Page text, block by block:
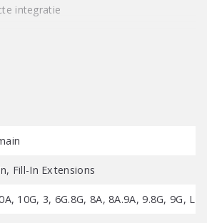
integratie
Fill-In Extensions
10G, 3, 6G.8G, 8A, 8A.9A, 9.8G, 9G,